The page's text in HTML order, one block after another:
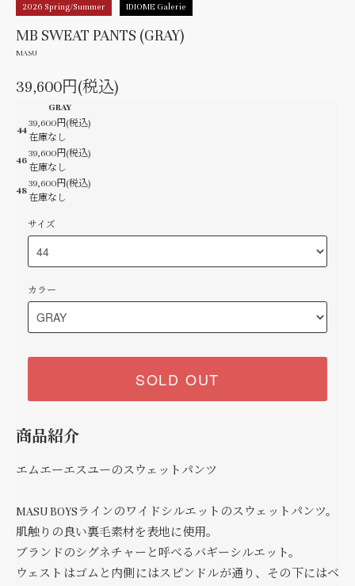
2026 Spring/Summer IDIOME Galerie
MB SWEAT PANTS (GRAY)
MASU
39,600円(税込)
GRAY
44
39,600円(税込)
在庫なし
46
39,600円(税込)
在庫なし
48
39,600円(税込)
在庫なし
サイズ
カラー
SOLD OUT
商品紹介
エムエーエスユーのスウェットパンツ
MASU BOYSラインのワイドシルエットのスウェットパンツ。
肌触りの良い裏毛素材を表地に使用。
ブランドのシグネチャーと呼べるバギーシルエット。
ウェストはゴムと内側にはスピンドルが通り、その下にはベ